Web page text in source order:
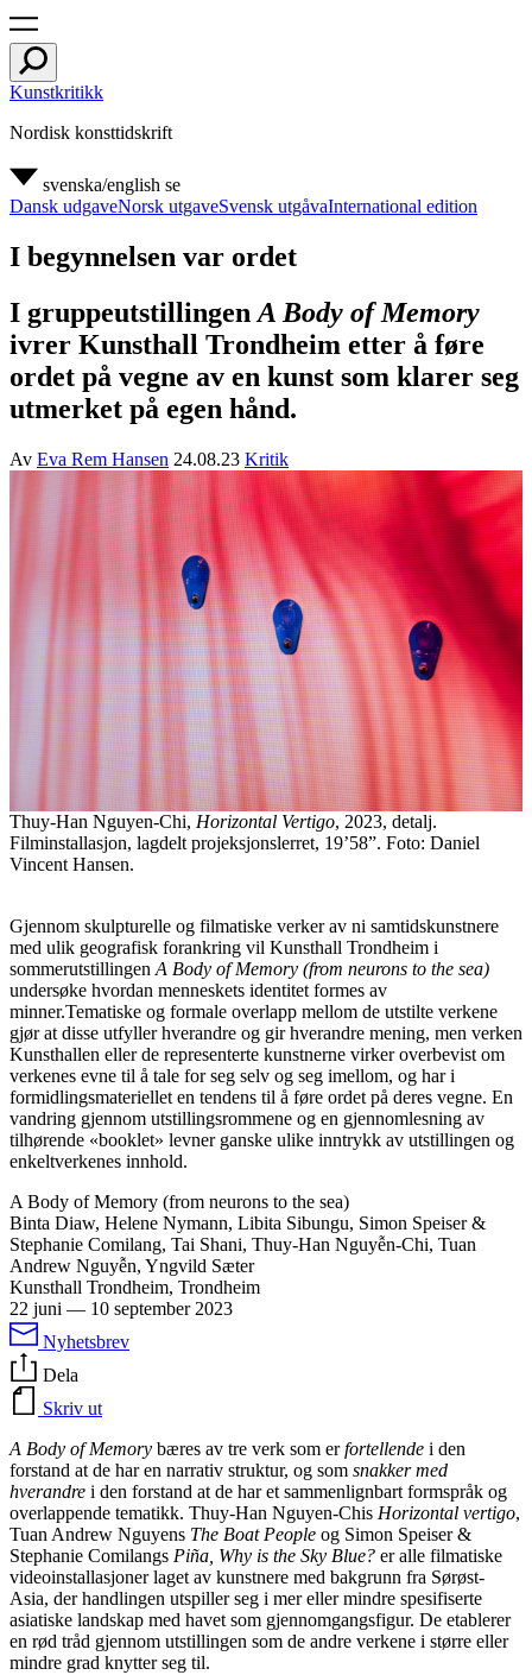
Kunstkritikk
Nordisk konsttidskrift
svenska/english se
Dansk udgaveNorsk utgaveSvensk utgåvaInternational edition
I begynnelsen var ordet
I gruppeutstillingen A Body of Memory
ivrer Kunsthall Trondheim etter å føre
ordet på vegne av en kunst som klarer seg
utmerket på egen hånd.
Av Eva Rem Hansen 24.08.23 Kritik
Thuy-Han Nguyen-Chi, Horizontal Vertigo, 2023, detalj.
Filminstallasjon, lagdelt projeksjonslerret, 19’58”. Foto: Daniel
Vincent Hansen.
Gjennom skulpturelle og filmatiske verker av ni samtidskunstnere
med ulik geografisk forankring vil Kunsthall Trondheim i
sommerutstillingenA Body of Memory (from neurons to the sea)
undersøke hvordan menneskets identitet formes av
minner.Tematiske og formale overlapp mellom de utstilte verkene
gjør at disse utfyller hverandre og gir hverandre mening, men verken
Kunsthallen eller de representerte kunstnerne virker overbevist om
verkenes evne til å tale for seg selv og seg imellom, og har i
formidlingsmateriellet en tendens til å føre ordet på deres vegne. En
vandring gjennom utstillingsrommene og en gjennomlesning av
tilhørende «booklet» levner ganske ulike inntrykk av utstillingen og
enkeltverkenes innhold.
A Body of Memory (from neurons to the sea)
Binta Diaw, Helene Nymann, Libita Sibungu, Simon Speiser &
Stephanie Comilang, Tai Shani, Thuy-Han Nguyễn-Chi, Tuan
Andrew Nguyễn, Yngvild Sæter
Kunsthall Trondheim, Trondheim
22 juni — 10 september 2023
Nyhetsbrev
Dela
Skriv ut
A Body of Memory bæres av tre verk som erfortellende i den
forstand at de har en narrativ struktur, og som snakker med
hverandre i den forstand at de har et sammenlignbart formspråk og
overlappende tematikk. Thuy-Han Nguyen-Chis Horizontal vertigo,
Tuan Andrew Nguyens The Boat People og Simon Speiser &
Stephanie Comilangs Piña, Why is the Sky Blue? er alle filmatiske
videoinstallasjoner laget av kunstnere med bakgrunn fra Sørøst-
Asia, der handlingen utspiller seg i mer eller mindre spesifiserte
asiatiske landskap med havet som gjennomgangsfigur. De etablerer
en rød tråd gjennom utstillingen som de andre verkene i større eller
mindre grad knytter seg til.